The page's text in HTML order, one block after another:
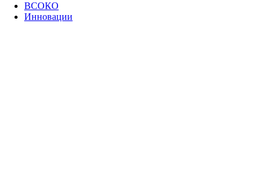
ВСОКО
Инновации